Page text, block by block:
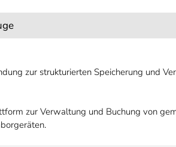
zur strukturierten Speicherung und
zur Verwaltung und Buchung von